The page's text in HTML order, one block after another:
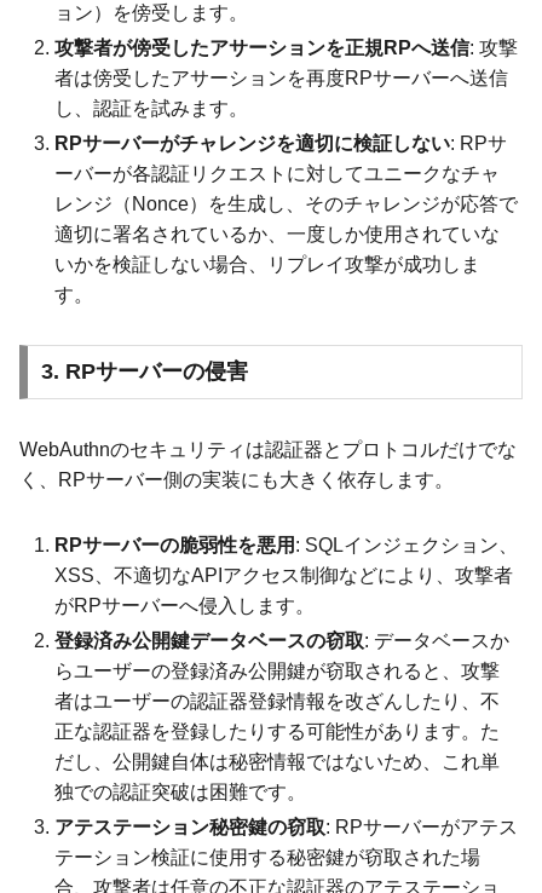
ョン）を傍受します。
攻撃者が傍受したアサーションを正規RPへ送信: 攻撃
者は傍受したアサーションを再度RPサーバーへ送信
し、認証を試みます。
RPサーバーがチャレンジを適切に検証しない: RPサ
ーバーが各認証リクエストに対してユニークなチャ
レンジ（Nonce）を生成し、そのチャレンジが応答で
適切に署名されているか、一度しか使用されていな
いかを検証しない場合、リプレイ攻撃が成功しま
す。
3. RPサーバーの侵害
WebAuthnのセキュリティは認証器とプロトコルだけでな
く、RPサーバー側の実装にも大きく依存します。
RPサーバーの脆弱性を悪用 : SQLインジェクション、
XSS、不適切なAPIアクセス制御などにより、攻撃者
がRPサーバーへ侵入します。
登録済み公開鍵データベースの窃取: データベースか
らユーザーの登録済み公開鍵が窃取されると、攻撃
者はユーザーの認証器登録情報を改ざんしたり、不
正な認証器を登録したりする可能性があります。た
だし、公開鍵自体は秘密情報ではないため、これ単
独での認証突破は困難です。
アテステーション秘密鍵の窃取: RPサーバーがアテス
テーション検証に使用する秘密鍵が窃取された場
合、攻撃者は任意の不正な認証器のアテステーショ